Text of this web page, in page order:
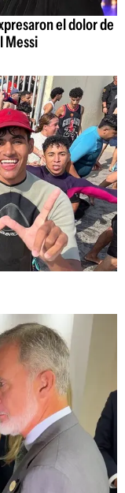
el dolor de
Messi